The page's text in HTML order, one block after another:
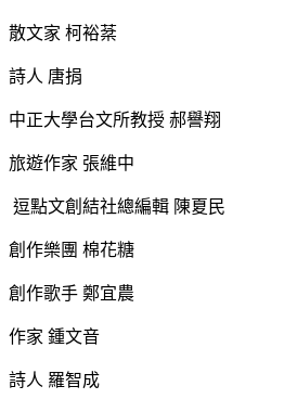
散文家 柯裕棻
詩人 唐捐
中正大學台文所教授 郝譽翔
旅遊作家 張維中
逗點文創結社總編輯 陳夏民
創作樂團 棉花糖
創作歌手 鄭宜農
作家 鍾文音
詩人 羅智成